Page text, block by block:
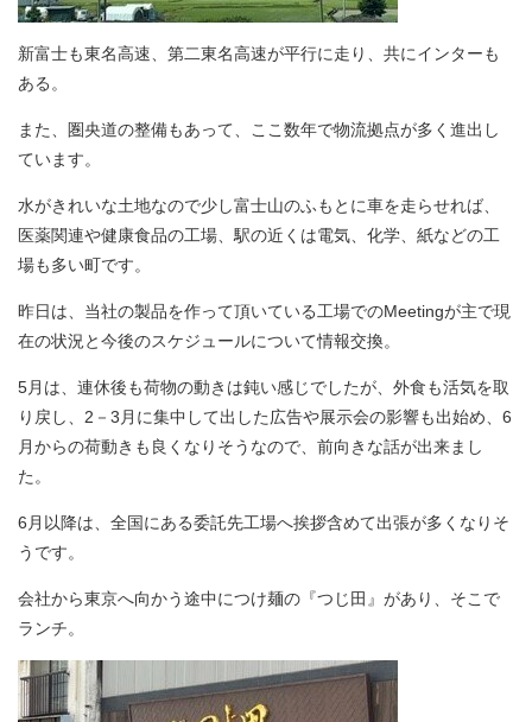
新富士も東名高速、第二東名高速が平行に走り、共にインターも
ある。
また、圏央道の整備もあって、ここ数年で物流拠点が多く進出し
ています。
水がきれいな土地なので少し富士山のふもとに車を走らせれば、
医薬関連や健康食品の工場、駅の近くは電気、化学、紙などの工
場も多い町です。
昨日は、当社の製品を作って頂いている工場でのMeetingが主で現
在の状況と今後のスケジュールについて情報交換。
5月は、連休後も荷物の動きは鈍い感じでしたが、外食も活気を取
り戻し、2－3月に集中して出した広告や展示会の影響も出始め、6
月からの荷動きも良くなりそうなので、前向きな話が出来まし
た。
6月以降は、全国にある委託先工場へ挨拶含めて出張が多くなりそ
うです。
会社から東京へ向かう途中につけ麺の『つじ田』があり、そこで
ランチ。